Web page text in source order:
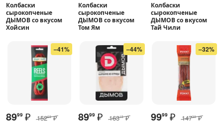
Колбаски
сырокопченые
ДЫМОВ со вкусом
Хойсин
Колбаски
сырокопченые
ДЫМОВ со вкусом
Том Ям
Колбаски
сырокопченые
ДЫМОВ со вкусом
Тай Чили
–41%
8999 ₽ 15269 ₽
–44%
8999 ₽ 16315 ₽
–32%
9999 ₽ 14739 ₽